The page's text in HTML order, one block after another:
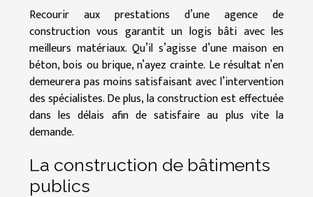
Recourir aux prestations d’une agence de
construction vous garantit un logis bâti avec les
meilleurs matériaux. Qu’il s’agisse d’une maison en
béton, bois ou brique, n’ayez crainte. Le résultat n’en
demeurera pas moins satisfaisant avec l’intervention
des spécialistes. De plus, la construction est effectuée
dans les délais afin de satisfaire au plus vite la
demande.
La construction de bâtiments
publics